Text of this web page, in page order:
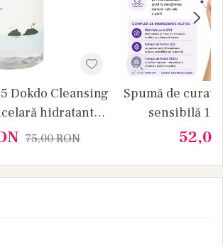
Dokdo Cleansing
hidratantă
ml75,00RON
Spumă de
sensibilă